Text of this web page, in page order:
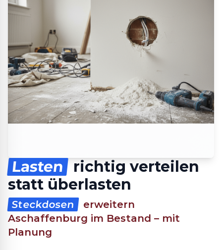
Lasten
richtig verteilen
statt überlasten
Steckdosen
erweitern
Aschaffenburg im Bestand – mit
Planung